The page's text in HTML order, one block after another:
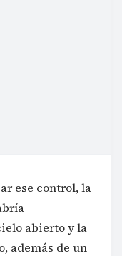
ese control, la
abierto y la
además de un